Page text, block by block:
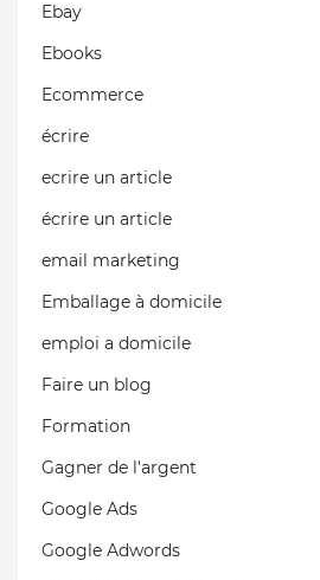
Ebay
Ebooks
Ecommerce
écrire
ecrire un article
écrire un article
email marketing
Emballage à domicile
emploi a domicile
Faire un blog
Formation
Gagner de l'argent
Google Ads
Google Adwords